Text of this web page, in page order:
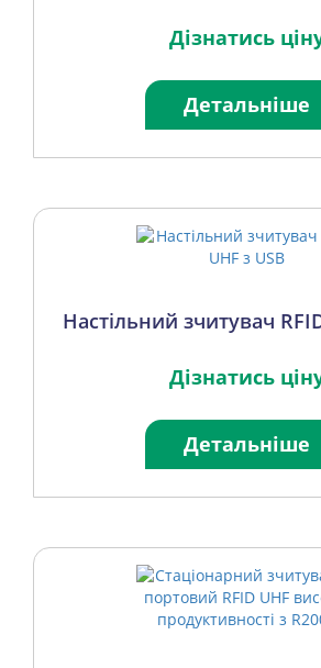
Дізнатись
Детальніше
Настільний зчитувач
Дізнатись
Детальніше